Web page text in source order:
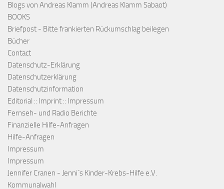
Blogs von Andreas Klamm (Andreas Klamm Sabaot)
BOOKS
Briefpost - Bitte frankierten Rückumschlag beilegen
Bücher
Contact
Datenschutz-Erklärung
Datenschutzerklärung
Datenschutzinformation
Editorial :: Imprint :: Impressum
Fernseh- und Radio Berichte
Finanzielle Hilfe-Anfragen
Hilfe-Anfragen
Impressum
Impressum
Jennifer Cranen - Jenni´s Kinder-Krebs-Hilfe e.V.
Kommunalwahl